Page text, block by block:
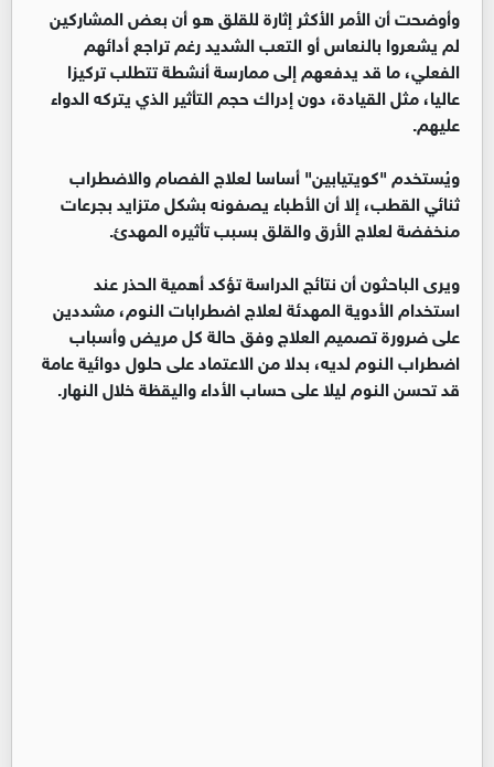
وأوضحت أن الأمر الأكثر إثارة للقلق هو أن بعض المشاركين
لم يشعروا بالنعاس أو التعب الشديد رغم تراجع أدائهم
الفعلي، ما قد يدفعهم إلى ممارسة أنشطة تتطلب تركيزا
عاليا، مثل القيادة، دون إدراك حجم التأثير الذي يتركه الدواء
عليهم.
ويُستخدم "كويتيابين" أساسا لعلاج الفصام والاضطراب
ثنائي القطب، إلا أن الأطباء يصفونه بشكل متزايد بجرعات
منخفضة لعلاج الأرق والقلق بسبب تأثيره المهدئ.
ويرى الباحثون أن نتائج الدراسة تؤكد أهمية الحذر عند
استخدام الأدوية المهدئة لعلاج اضطرابات النوم، مشددين
على ضرورة تصميم العلاج وفق حالة كل مريض وأسباب
اضطراب النوم لديه، بدلا من الاعتماد على حلول دوائية عامة
قد تحسن النوم ليلا على حساب الأداء واليقظة خلال النهار.